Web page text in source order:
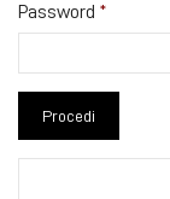
Password